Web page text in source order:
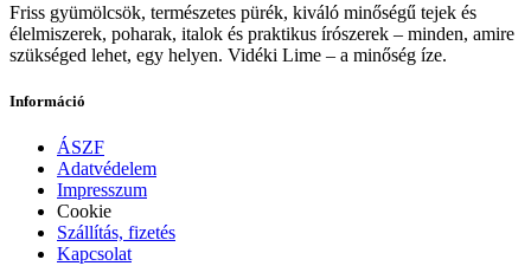
Friss gyümölcsök, természetes pürék, kiváló minőségű tejek és
élelmiszerek, poharak, italok és praktikus írószerek – minden, amire
szükséged lehet, egy helyen. Vidéki Lime – a minőség íze.
Információ
ÁSZF
Adatvédelem
Impresszum
Cookie
Szállítás, fizetés
Kapcsolat